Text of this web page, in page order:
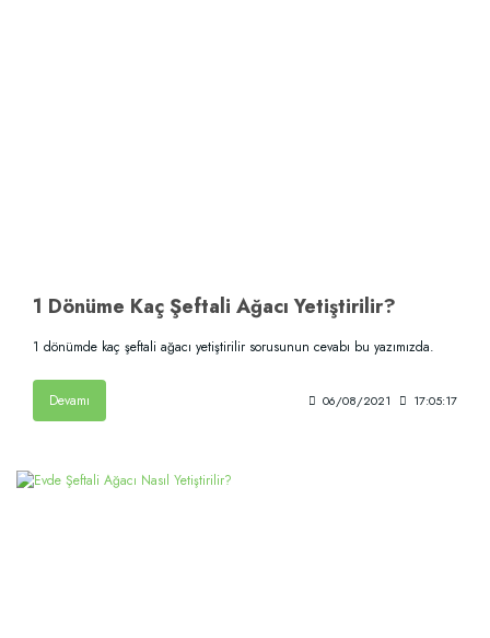
1 Dönüme Kaç Şeftali Ağacı Yetiştirilir?
1 dönümde kaç şeftali ağacı yetiştirilir sorusunun cevabı bu yazımızda.
Devamı 06/08/2021 17:05:17